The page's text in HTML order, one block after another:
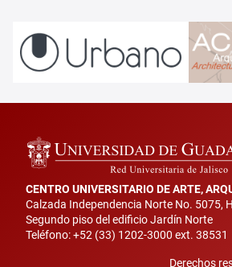
CENTRO UNIVERSITARIO DE ARTE,
Calzada Independencia Norte No. 5075,
Segundo piso del edificio Jardín Norte
Teléfono: +52 (33) 1202-3000 ext. 38531
Derechos